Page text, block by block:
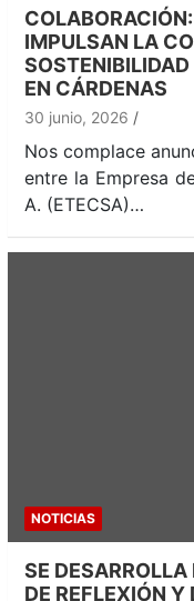
IMPULSAN LA
SOSTENIBILIDAD
EN CÁRDENAS
30 junio, 2026
Nos complace
entre la Empresa
A. (ETECSA)…
NOTICIAS
SE
DE REFLEXIÓN